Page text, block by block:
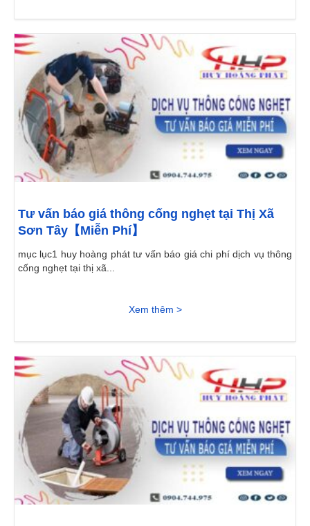
Tư vấn báo giá thông cống nghẹt tại Thị Xã
Sơn Tây【Miễn Phí】
mục lục1 huy hoàng phát tư vấn báo giá chi phí dịch vụ thông
cống nghẹt tại thị xã...
Xem thêm >